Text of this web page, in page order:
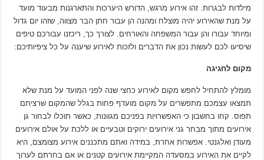
מילדות לבגרות. זהו אירוע מרגש, הדורש היערכות והתארגנות מבעוד מועד
על מנת שהאירוע יהיה מוצלח ומהנה הן עבור חתן הבר מצווה, שזהו יום גדול
ומיוחד עבורו והן עבור המשפחה והאורחים. לצורך כך, ריכזנו עבורכם טיפים
שיסיעו לכם לעשות נכון את הדברים ולזכות לאירוע שיענה על כל ציפיותיכם:
מקום לחגיגה
מומלץ להתחיל לחפש מקום לאירוע כחצי שנה לפני המועד על מנת שלא
תמצאו עצמכם מתפשרים על מקום מועדף פחות בגלל שהמקום שרציתם
תפוס. קחו בחשבון כי האפשרויות בפניכם מגוונות, כאשר תוכלו לבחור גן
אירועים מתוך מבחר גני אירועים ירוקים וטבעיים או ללכת על אולם אירועים
מעודן ואלגנטי. אפשרות אחרת, במידה ואתם מתכננים אירוע מצומצם, היא
לקיים את האירוע במסעדה המקיימת אירועים קטנים או אם בחרתם לערוך